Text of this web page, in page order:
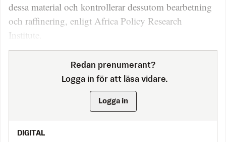
dessa material och kontrollerar dessutom bearbetning
och raffinering, enligt Africa Policy Research
Institute.
Redan prenumerant?
Logga in för att läsa vidare.
Logga in
DIGITAL